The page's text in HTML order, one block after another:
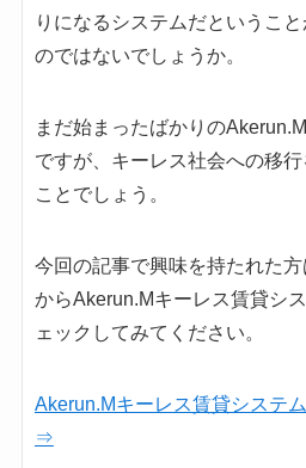
りになるシステムだというこ
のではないでしょうか。
まだ始まったばかりの
ですが、キーレス社会への移
ことでしょう。
今回の記事で興味を持たれた
からAkerun.Mキーレス賃貸シ
ェックしてみてください。
Akerun.Mキーレス賃貸システ
⇒